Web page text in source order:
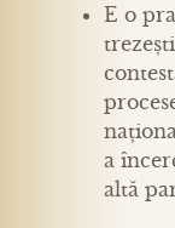
E o
a
altă